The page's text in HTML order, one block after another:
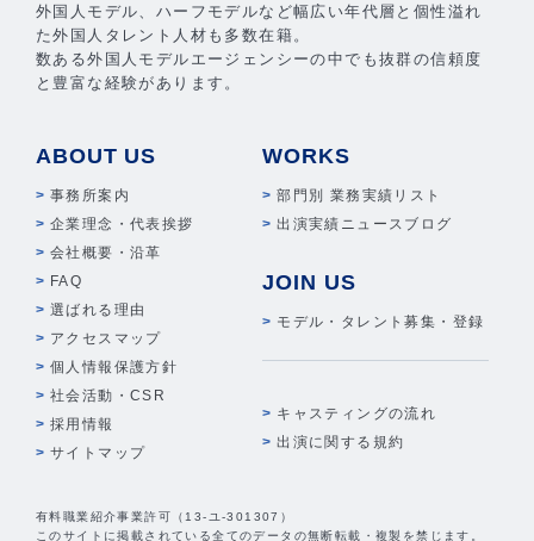
外国人モデル、ハーフモデルなど幅広い年代層と個性溢れ
た外国人タレント人材も多数在籍。
数ある外国人モデルエージェンシーの中でも抜群の信頼度
と豊富な経験があります。
ABOUT US
事務所案内
企業理念・代表挨拶
会社概要・沿革
FAQ
選ばれる理由
アクセスマップ
個人情報保護方針
社会活動・CSR
採用情報
サイトマップ
WORKS
部門別 業務実績リスト
出演実績ニュースブログ
JOIN US
モデル・タレント募集・登録
キャスティングの流れ
出演に関する規約
有料職業紹介事業許可（13-ユ-301307）
このサイトに掲載されている全てのデータの無断転載・複製を禁じます。